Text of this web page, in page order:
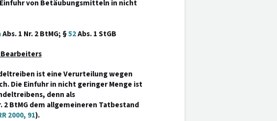
von Betäubungsmitteln in nicht
Abs. 1 Nr. 2 BtMG; §52Abs. 1 StGB
ist eine Verurteilung wegen
Die Einfuhr in nicht geringer Menge ist
denn als
2 BtMG dem allgemeineren Tatbestand
2000, 91).